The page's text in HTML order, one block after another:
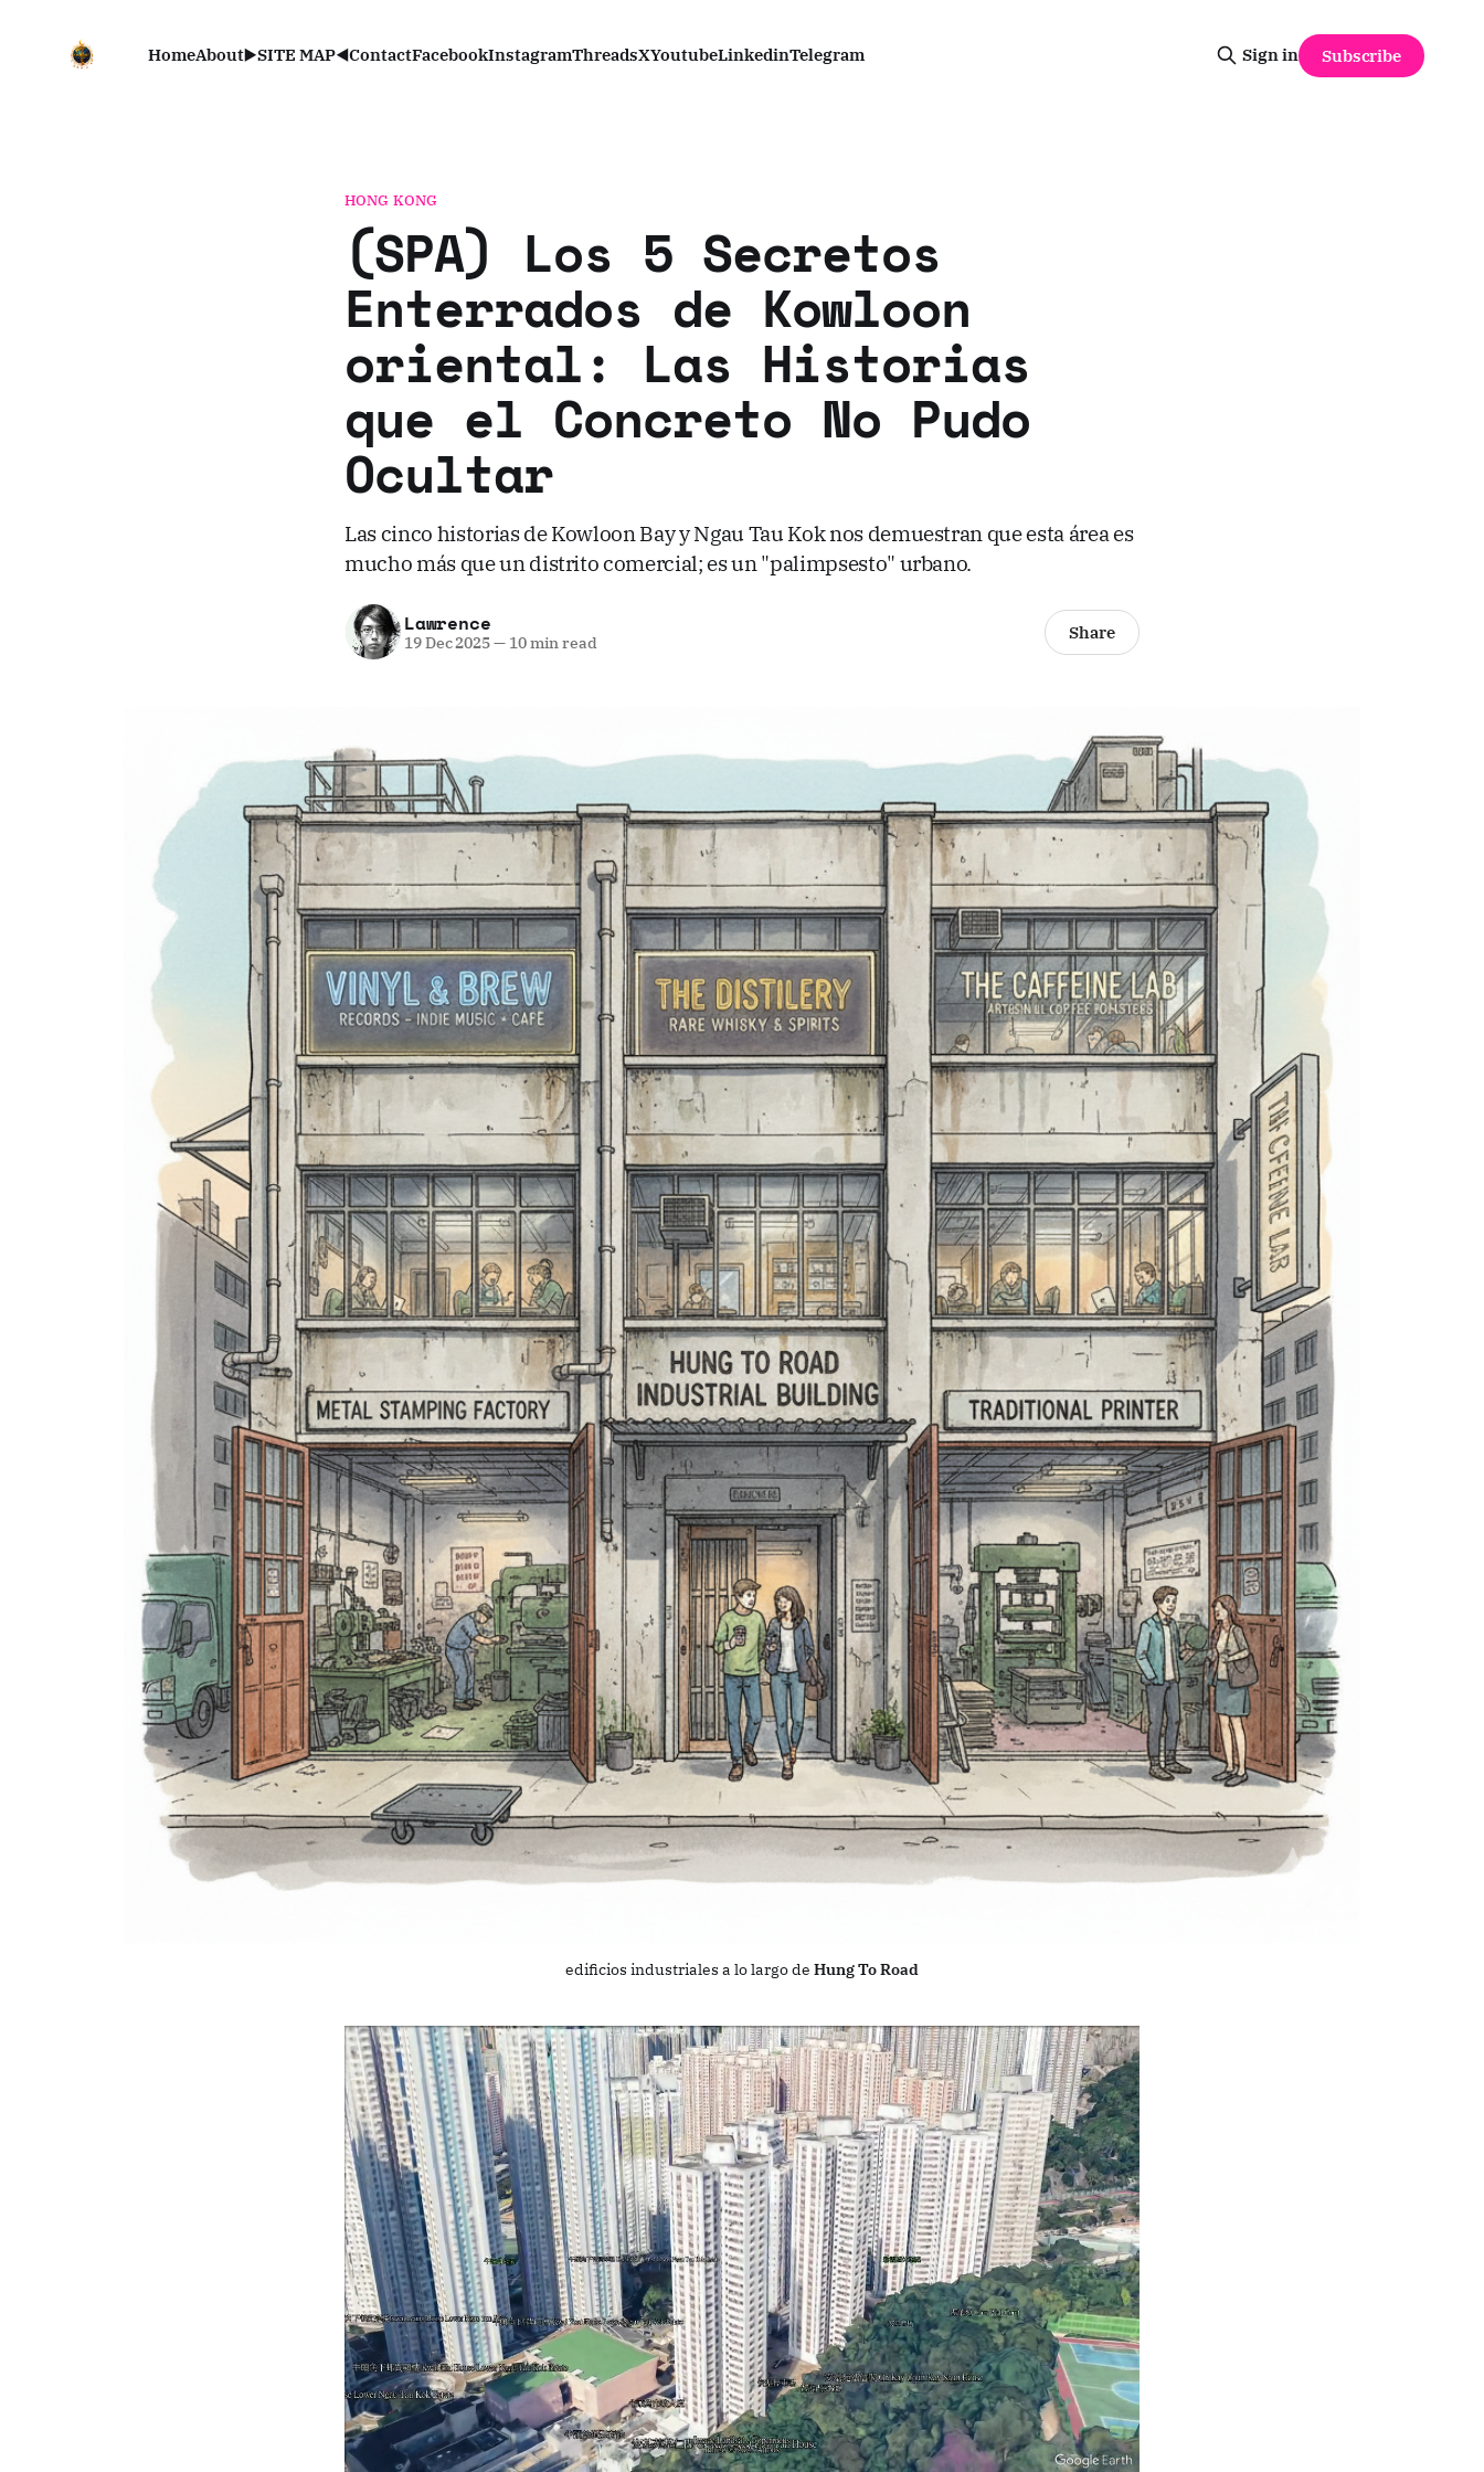
HomeAbout▶️SITE MAP◀️ContactFacebookInstagramThreadsXYoutubeLinkedinTelegram Sign in Subscribe
HONG KONG
(SPA) Los 5 Secretos
Enterrados de Kowloon
oriental: Las Historias
que el Concreto No Pudo
Ocultar
Las cinco historias de Kowloon Bay y Ngau Tau Kok nos demuestran que esta área es
mucho más que un distrito comercial; es un "palimpsesto" urbano.
Lawrence
19 Dec 2025—10 min read Share
edificios industriales a lo largo de Hung To Road